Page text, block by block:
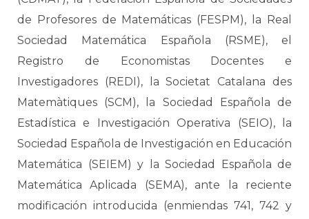
de Profesores de Matemáticas (FESPM), la Real
Sociedad Matemática Española (RSME), el
Registro de Economistas Docentes e
Investigadores (REDI), la Societat Catalana des
Matemàtiques (SCM), la Sociedad Española de
Estadística e Investigación Operativa (SEIO), la
Sociedad Española de Investigación en Educación
Matemática (SEIEM) y la Sociedad Española de
Matemática Aplicada (SEMA), ante la reciente
modificación introducida (enmiendas 741, 742 y